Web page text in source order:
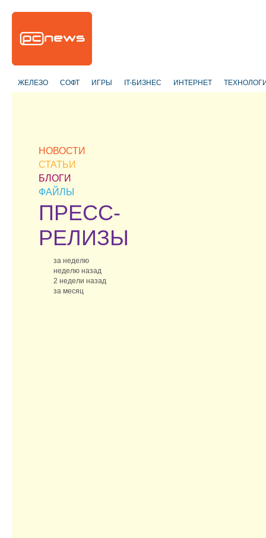
ЖЕЛЕЗО СОФТ ИГРЫ IT-БИЗНЕС ИНТЕРНЕТ
НОВОСТИ
СТАТЬИ
БЛОГИ
ФАЙЛЫ
ПРЕСС-
РЕЛИЗЫ
за неделю
неделю назад
2 недели назад
за месяц